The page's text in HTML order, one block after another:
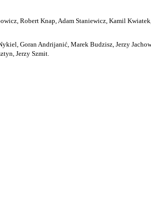
Robert Knap, Adam Staniewicz, Kamil
Goran Andrijanić, Marek Budzisz, Jerzy
Jerzy Szmit.